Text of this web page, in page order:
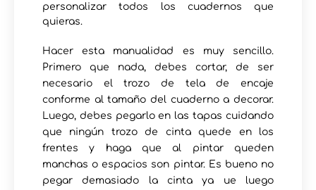
personalizar todos los cuadernos que
quieras.
Hacer esta manualidad es muy sencillo.
Primero que nada, debes cortar, de ser
necesario el trozo de tela de encaje
conforme al tamaño del cuaderno a decorar.
Luego, debes pegarlo en las tapas cuidando
que ningún trozo de cinta quede en los
frentes y haga que al pintar queden
manchas o espacios son pintar. Es bueno no
pegar demasiado la cinta ya ue luego